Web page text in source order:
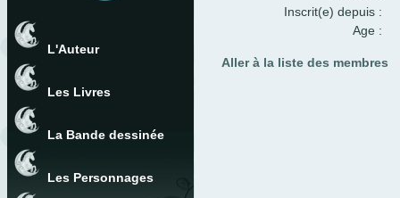
L'Auteur
Les Livres
La Bande dessinée
Les Personnages
Inscrit(e) depuis :
Age :
Aller à la liste des membres